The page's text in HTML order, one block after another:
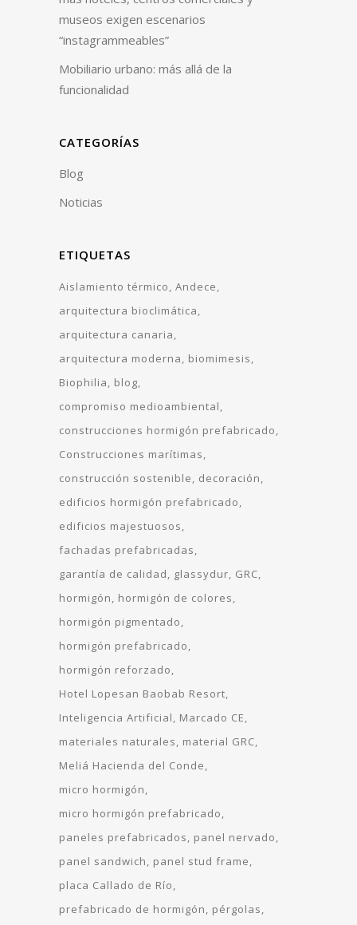
museos exigen escenarios
“instagrammeables”
Mobiliario urbano: más allá de la
funcionalidad
CATEGORÍAS
Blog
Noticias
ETIQUETAS
Aislamiento térmico Andece
arquitectura bioclimática
arquitectura canaria
arquitectura moderna
biomimesis
Biophilia
blog
compromiso medioambiental
construcciones hormigón prefabricado
Construcciones marítimas
construcción sostenible
decoración
edificios hormigón prefabricado
edificios majestuosos
fachadas prefabricadas
garantía de calidad
glassydur GRC
hormigón
hormigón de colores
hormigón pigmentado
hormigón prefabricado
hormigón reforzado
Hotel Lopesan Baobab Resort
Inteligencia Artificial
Marcado CE
materiales naturales
material GRC
Meliá Hacienda del Conde
micro hormigón
micro hormigón prefabricado
paneles prefabricados
panel nervado
panel sandwich
panel stud frame
placa Callado de Río
prefabricado de hormigón
pérgolas